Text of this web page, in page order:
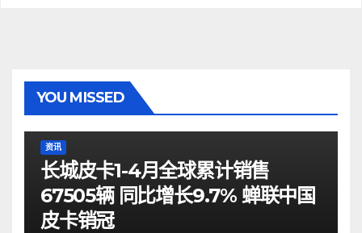
YOU MISSED
资讯
长城皮卡1-4月全球累计销售
67505辆 同比增长9.7% 蝉联中国
皮卡销冠